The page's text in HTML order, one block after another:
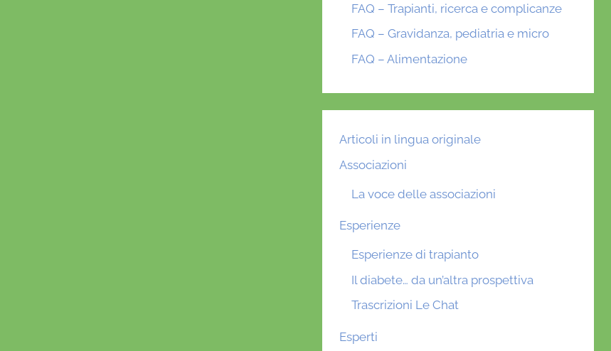
FAQ – Trapianti, ricerca e complicanze
FAQ – Gravidanza, pediatria e micro
FAQ – Alimentazione
Articoli in lingua originale
Associazioni
La voce delle associazioni
Esperienze
Esperienze di trapianto
Il diabete… da un’altra prospettiva
Trascrizioni Le Chat
Esperti